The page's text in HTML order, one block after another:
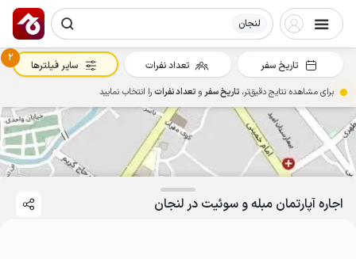
لنجان
اجاره آپارتمان مبله و سوئیت در لنجان
تاریخ سفر تعداد نفرات
2
سایر فیلترها
برای مشاهده نتایج دقیق‌تر، تاریخ سفرو تعداد نفراترا انتخاب نمایید